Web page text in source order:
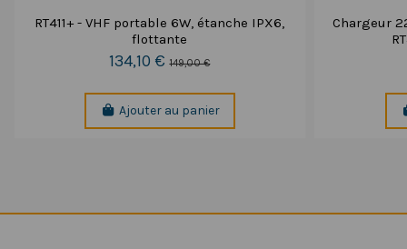
RT411+ - VHF portable 6W, étanche IPX6,
flottante
134,10 €149,00 €
Ajouter au panier
Chargeur